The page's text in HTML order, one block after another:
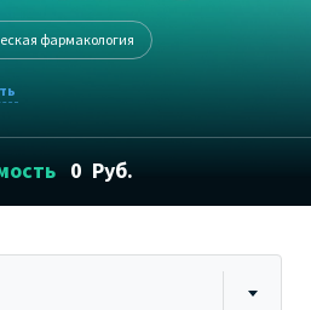
фармакология
0 Руб.